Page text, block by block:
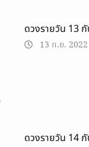
ดวงรายวัน 13
13 ก.ย. 2022
ดวงรายวัน 14